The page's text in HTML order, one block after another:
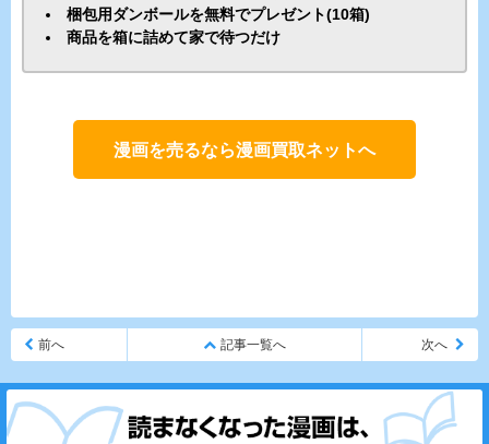
梱包用ダンボールを無料でプレゼント(10箱)
商品を箱に詰めて家で待つだけ
漫画を売るなら漫画買取ネットへ
前へ 記事一覧へ 次へ